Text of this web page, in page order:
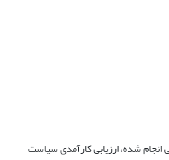
انجام شده، ارزیابی کارآمدی سیاست